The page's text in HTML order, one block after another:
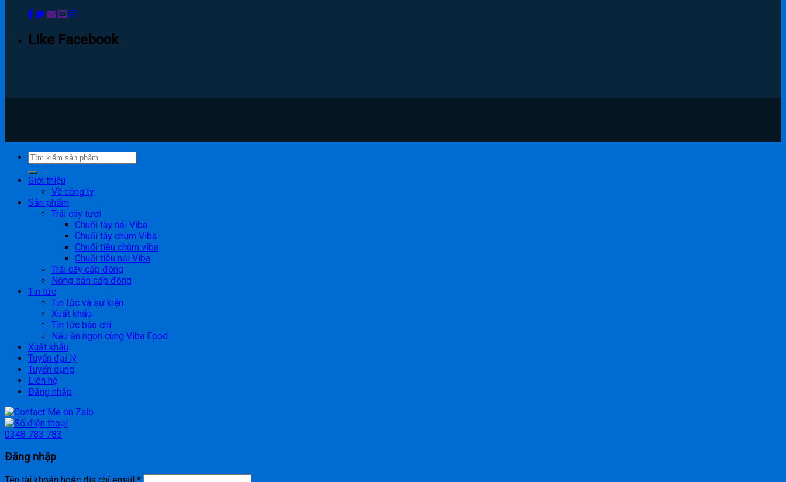
Like Facebook
Giới thiệu
Về công ty
Sản phẩm
Trái cây tươi
Chuối tây nải Viba
Chuối tây chùm Viba
Chuối tiêu chùm viba
Chuối tiêu nải Viba
Trái cây cấp đông
Nông sản cấp đông
Tin tức
Tin tức và sự kiện
Xuất khẩu
Tin tức báo chí
Nấu ăn ngon cùng Viba Food
Xuất khẩu
Tuyển đại lý
Tuyển dụng
Liên hệ
Đăng nhập
0348 783 783
Đăng nhập